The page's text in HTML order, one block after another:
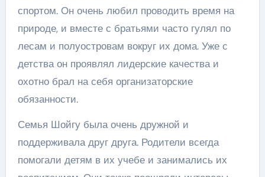
спортом. Он очень любил проводить время на
природе, и вместе с братьями часто гулял по
лесам и полуостровам вокруг их дома. Уже с
детства он проявлял лидерские качества и
охотно брал на себя организаторские
обязанности.
Семья Шойгу была очень дружной и
поддерживала друг друга. Родители всегда
помогали детям в их учебе и занимались их